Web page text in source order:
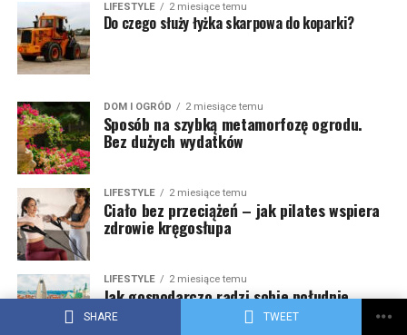
SHARE TWEET
LIFESTYLE 2 miesiące temu
Do czego służy łyżka skarpowa do koparki?
DOM I OGRÓD 2 miesiące temu
Sposób na szybką metamorfozę ogrodu.
Bez dużych wydatków
LIFESTYLE 2 miesiące temu
Ciało bez przeciążeń – jak pilates wspiera
zdrowie kręgosłupa
LIFESTYLE 2 miesiące temu
Jak gospodarczo radzi sobie południe
Polski?